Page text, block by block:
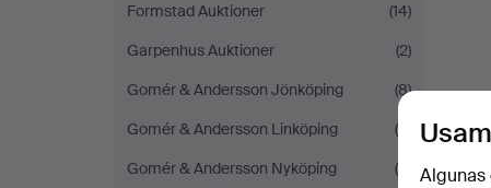
Formstad Auktioner
(14)
Garpenhus Auktioner
(2)
Gomér & Andersson Jönköping
(8)
Gomér & Andersson Linköping
(4)
Gomér & Andersson Nyköping
(6)
Algunas